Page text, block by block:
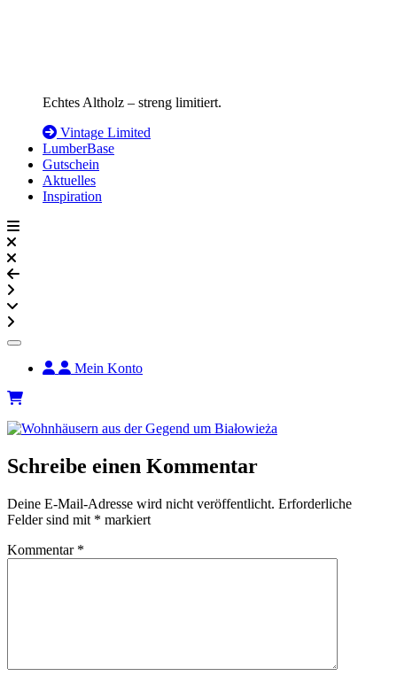
Echtes Altholz – streng limitiert.
Vintage Limited
LumberBase
Gutschein
Aktuelles
Inspiration
Mein Konto
Schreibe einen Kommentar
Deine E-Mail-Adresse wird nicht veröffentlicht. Erforderliche
Felder sind mit * markiert
Kommentar *